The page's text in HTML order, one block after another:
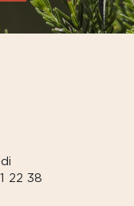
22 38